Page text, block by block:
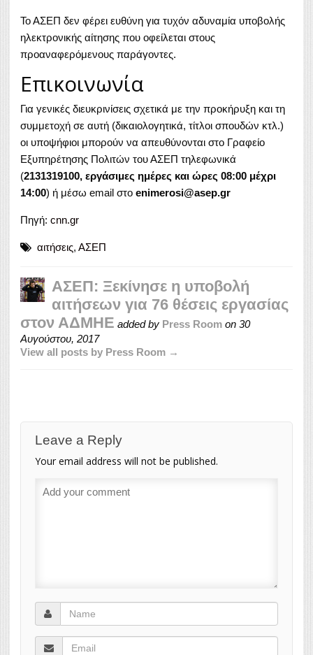
Το ΑΣΕΠ δεν φέρει ευθύνη για τυχόν αδυναμία υποβολής
ηλεκτρονικής αίτησης που οφείλεται στους
προαναφερόμενους παράγοντες.
Επικοινωνία
Για γενικές διευκρινίσεις σχετικά με την προκήρυξη και τη
συμμετοχή σε αυτή (δικαιολογητικά, τίτλοι σπουδών κτλ.)
οι υποψήφιοι μπορούν να απευθύνονται στο Γραφείο
Εξυπηρέτησης Πολιτών του ΑΣΕΠ τηλεφωνικά
(2131319100, εργάσιμες ημέρες και ώρες 08:00 μέχρι
14:00) ή μέσω email στο enimerosi@asep.gr
Πηγή: cnn.gr
αιτήσεις, ΑΣΕΠ
ΑΣΕΠ: Ξεκίνησε η υποβολή
αιτήσεων για 76 θέσεις εργασίας
στον ΑΔΜΗΕ added by Press Room on 30
Αυγούστου, 2017
View all posts by Press Room →
Leave a Reply
Your email address will not be published.